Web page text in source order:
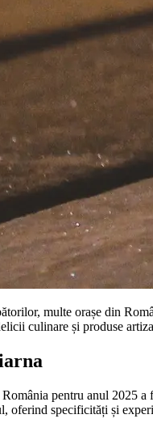
multe orașe din
culinare și produse
pentru anul 2025
oferind specificități și